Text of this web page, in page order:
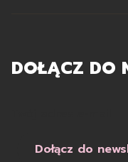
DOŁĄCZ DO
Dołącz do